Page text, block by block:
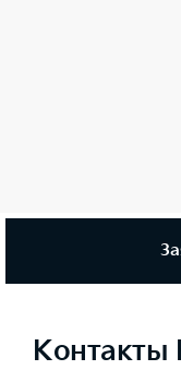
Контакты